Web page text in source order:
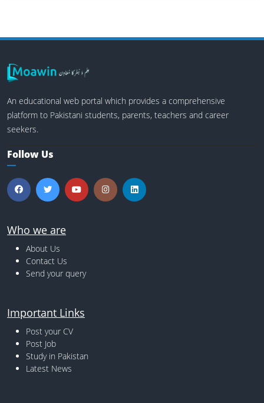
An educational web portal which provides a comprehensive
platform to Pakistani students, parents, teachers and career
seekers.
Follow Us
Who we are
About Us
Contact Us
Send your query
Important Links
Post your CV
Post Job
Study in Pakistan
Latest News